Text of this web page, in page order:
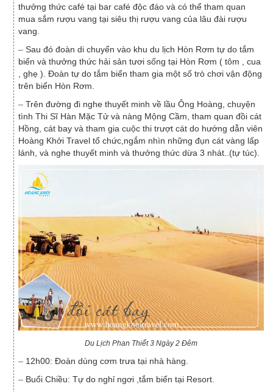
thưởng thức café tại bar café độc đáo và có thể tham quan
mua sắm rượu vang tại siêu thị rượu vang của lâu đài rượu
vang.
– Sau đó đoàn di chuyển vào khu du lịch Hòn Rơm tự do tắm
biển và thưởng thức hải sản tươi sống tại Hòn Rơm ( tôm , cua
, ghẹ ). Đoàn tự do tắm biển tham gia một số trò chơi vận động
trên biển Hòn Rơm.
– Trên đường đi nghe thuyết minh về lầu Ông Hoàng, chuyện
tình Thi Sĩ Hàn Mặc Tử và nàng Mộng Cầm, tham quan đồi cát
Hồng, cát bay và tham gia cuộc thi trượt cát do hướng dẫn viên
Hoàng Khởi Travel tổ chức,ngắm nhìn những đụn cát vàng lấp
lánh, và nghe thuyết minh và thưởng thức dừa 3 nhát..(tự túc).
Du Lịch Phan Thiết 3 Ngày 2 Đêm
– 12h00: Đoàn dùng cơm trưa tại nhà hàng.
– Buổi Chiều: Tự do nghỉ ngơi ,tắm biển tại Resort.